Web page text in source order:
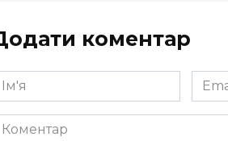
коментар
Email
*